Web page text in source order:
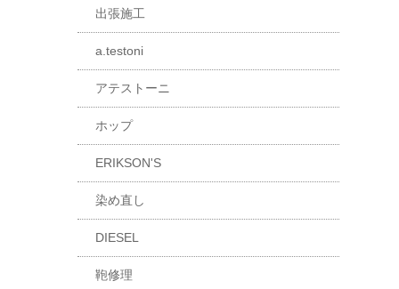
出張施工
a.testoni
アテストーニ
ホップ
ERIKSON'S
染め直し
DIESEL
鞄修理